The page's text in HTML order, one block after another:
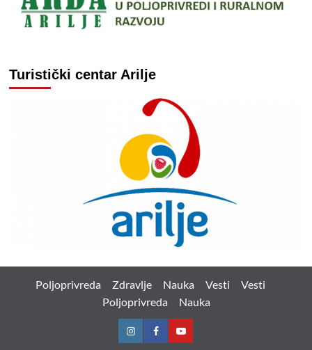
Turistički centar Arilje
Poljoprivreda Zdravlje Nauka Vesti
Vesti
Poljoprivreda
Nauka
InstagramFacebookYoutube